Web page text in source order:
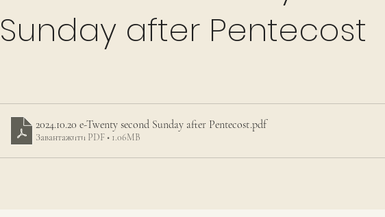
Sunday after Pentecost
2024.10.20 e-Twenty second Sunday after Pentecost.pdf
Завантажити PDF • 1.06MB